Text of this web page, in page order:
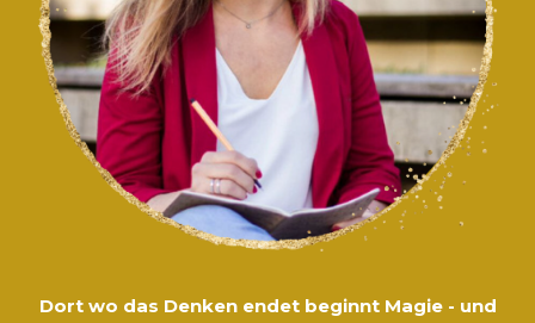
Dort wo das Denken endet beginnt Magie - und